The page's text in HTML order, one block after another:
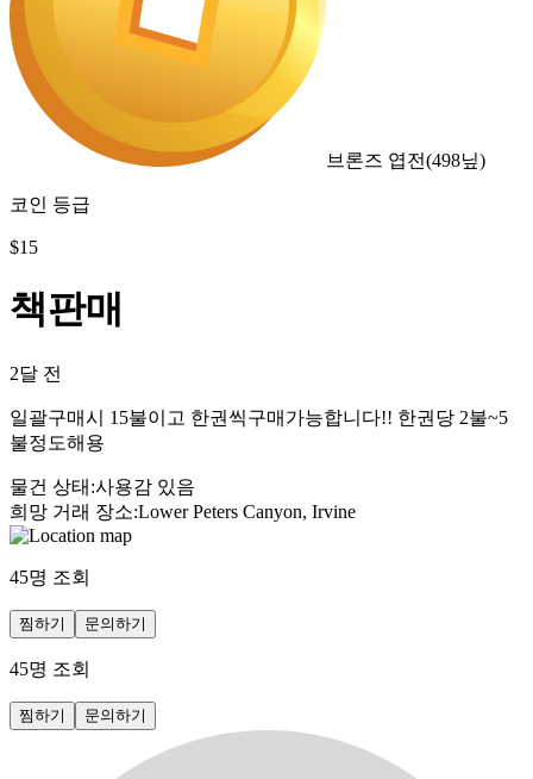
브론즈 엽전(498닢)
코인 등급
$15
책판매
2달 전
일괄구매시 15불이고 한권씩구매가능합니다!! 한권당 2불~5
불정도해용
물건 상태 :사용감 있음
희망 거래 장소:Lower Peters Canyon, Irvine
45명 조회
찜하기 문의하기
45명 조회
찜하기 문의하기